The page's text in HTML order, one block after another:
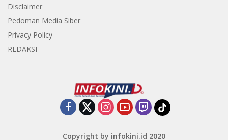
Disclaimer
Pedoman Media Siber
Privacy Policy
REDAKSI
Copyright by infokini.id 2020